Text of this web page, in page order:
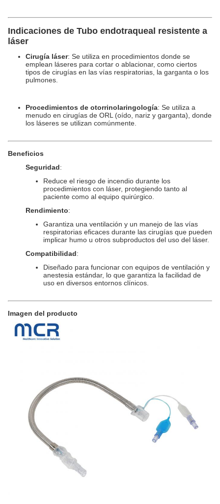
Indicaciones de Tubo endotraqueal resistente a
láser
Cirugía láser: Se utiliza en procedimientos donde se
emplean láseres para cortar o ablacionar, como ciertos
tipos de cirugías en las vías respiratorias, la garganta o los
pulmones.
Procedimientos de otorrinolaringología: Se utiliza a
menudo en cirugías de ORL (oído, nariz y garganta), donde
los láseres se utilizan comúnmente.
Beneficios
Seguridad:
Reduce el riesgo de incendio durante los
procedimientos con láser, protegiendo tanto al
paciente como al equipo quirúrgico.
Rendimiento:
Garantiza una ventilación y un manejo de las vías
respiratorias eficaces durante las cirugías que pueden
implicar humo u otros subproductos del uso del láser.
Compatibilidad:
Diseñado para funcionar con equipos de ventilación y
anestesia estándar, lo que garantiza la facilidad de
uso en diversos entornos clínicos.
Imagen del producto